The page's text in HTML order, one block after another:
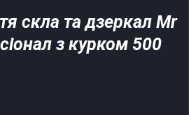
скла та дзеркал Mr
з курком 500